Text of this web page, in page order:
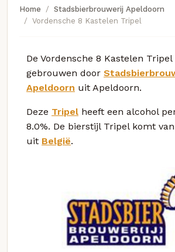
Home
Stadsbierbrouwerij Apeldoorn
Vordensche 8 Kastelen Tripel
De Vordensche 8 Kastelen
gebrouwen door
Apeldoorn uit Apeldoorn.
Deze Tripel heeft een alcohol
8.0%. De bierstijl Tripel komt
uit België.